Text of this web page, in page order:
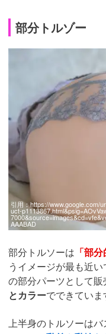
部分トルゾー
引用：https://www.google.com/
uct-
AAABAD
部分トルソーは 「部
うイメージが最も近
の部分パーツとして販
とカラーでできていま
上半身のトルソーは